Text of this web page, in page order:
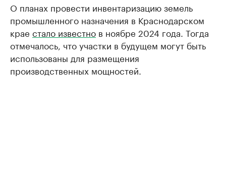
О планах провести инвентаризацию земель
промышленного назначения в Краснодарском
крае стало известно в ноябре 2024 года. Тогда
отмечалось, что участки в будущем могут быть
использованы для размещения
производственных мощностей.